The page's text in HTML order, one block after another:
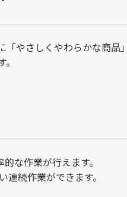
やさしくやわらかな商
な作業が行えます。
続作業ができます。